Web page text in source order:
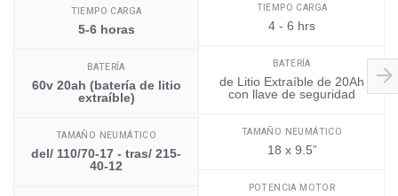
TIEMPO CARGA
5-6 horas
BATERÍA
60v 20ah (batería de litio
extraíble)
TAMAÑO NEUMÁTICO
del/ 110/70-17 - tras/ 215-
40-12
TIEMPO CARGA
4 - 6 hrs
BATERÍA
de Litio Extraíble de 20Ah
con llave de seguridad
TAMAÑO NEUMÁTICO
18 x 9.5”
POTENCIA MOTOR